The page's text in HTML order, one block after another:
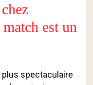
est un
spectaculaire